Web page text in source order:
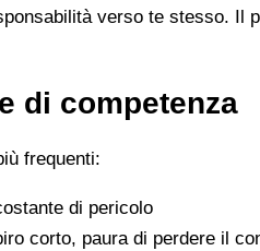
verso te stesso. Il
di competenza
frequenti:
di pericolo
corto, paura di perdere il